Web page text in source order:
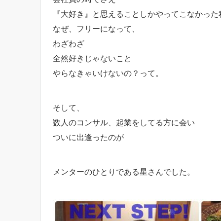
『大好き』と思えることしかやってこなかった
なぜ、フリーになって、
わざわざ
全然好きじゃないこと
やらなきゃいけないの？って。
そして、
数人のコンサル、起業をしてる方に会い
ついに出逢ったのが
メンターのひとりである星さんでした。